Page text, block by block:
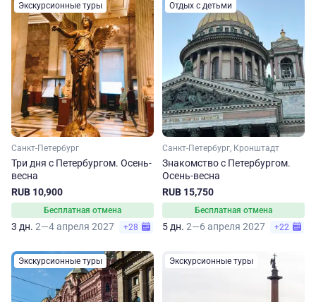
Экскурсионные туры
Санкт-Петербург
Три дня с Петербургом. Осень-
весна
RUB 10,900
Бесплатная отмена
3 дн. 2—4 апреля 2027 +28
Отдых с детьми
Санкт-Петербург, Кронштадт
Знакомство с Петербургом.
Осень-весна
RUB 15,750
Бесплатная отмена
5 дн. 2—6 апреля 2027 +22
Экскурсионные туры Экскурсионные туры